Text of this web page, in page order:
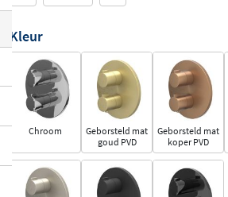
Kleur
Chroom
Geborsteld mat
goud PVD
Geborsteld mat
koper PVD